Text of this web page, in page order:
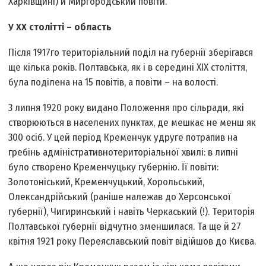
У ХХ столітті – область
Після 1917­го територіальний поділ на губернії зберігався
ще кілька років. Полтавська, як і в середині ХІХ століття,
була поділена на 15 повітів, а повіти – на волості.
3 липня 1920 року видано Положення про сільради, які
створюються в населених пунктах, де мешкає не менш як
300 осіб. У цей період Кременчук удруге потрапив на
гребінь адміністративно­територіальної хвилі: в липні
було створено Кременчуцьку губернію. Її повіти:
Золотоніський, Кременчуцький, Хорольський,
Олександрійський (раніше належав до Херсонської
губернії), Чигиринський і навіть Черкаський (!). Територія
Полтавської губернії відчутно зменшилася. Та ще й 27
квітня 1921 року Переяславський повіт відійшов до Києва.